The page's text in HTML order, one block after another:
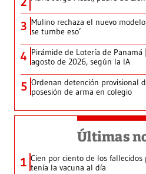
3 Mulino rechaza el nuevo
se tumbe eso’
4 Pirámide de Lotería de
agosto de 2026, según la IA
5 Ordenan detención provisional
posesión de arma en colegio
Últimas
1 Cien por ciento de los
tenía la vacuna al día